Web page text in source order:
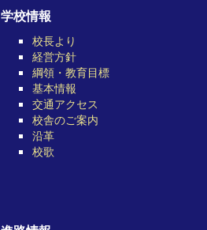
学校情報
校長より
経営方針
綱領・教育目標
基本情報
交通アクセス
校舎のご案内
沿革
校歌